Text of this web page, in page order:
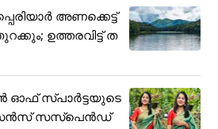
അണക്കെട്ട്
ഉത്തരവിട്ട് ത
ഓഫ് സ്പാര്‍ട്ടയുടെ
സസ്‌പെന്‍ഡ്